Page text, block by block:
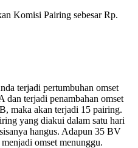
Komisi Pairing sebesar Rp.
terjadi pertumbuhan omset
dan terjadi penambahan omset
maka akan terjadi 15 pairing.
yang diakui dalam satu hari
hangus. Adapun 35 BV
omset menunggu.